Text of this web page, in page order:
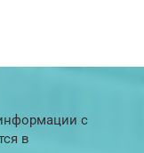
с
в